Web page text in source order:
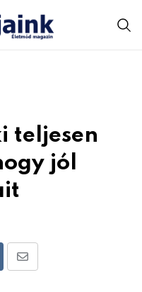
teljesen
jól
Share